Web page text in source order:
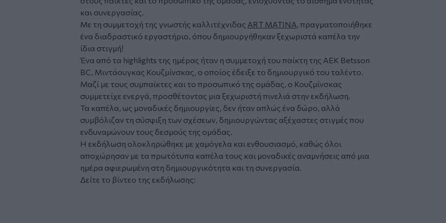
και συνεργασίας.
Με τη συμμετοχή της γνωστής καλλιτέχνιδας ART MATINA, πραγματοποιήθηκε
ένα διαδραστικό εργαστήριο, όπου δημιουργήθηκαν ξεχωριστά καπέλα την
ίδια στιγμή!
Ένα από τα highlights της ημέρας ήταν η συμμετοχή του παίκτη της ΑΕΚ Betsson
BC, Μιντάουγκας Κουζμίνσκας, ο οποίος έδειξε το δημιουργικό του ταλέντο.
Μαζί με τους συμπαίκτες και το προσωπικό της ομάδας, ο Κουζμίνσκας
συμμετείχε ενεργά, προσθέτοντας μια ξεχωριστή πινελιά στην εκδήλωση.
Τα καπέλα, ως μοναδικές δημιουργίες, δεν ήταν απλώς ένα δώρο, αλλά
συμβόλιζαν τη σύσφιξη των σχέσεων, δημιουργώντας αξέχαστες στιγμές που
ενδυναμώνουν τους δεσμούς της ομάδας.
Η εκδήλωση ολοκληρώθηκε με χαμόγελα και ενθουσιασμό, καθώς όλοι
αποχώρησαν με τα πρωτότυπα καπέλα τους και μοναδικές αναμνήσεις από μια
ημέρα αφιερωμένη στη δημιουργικότητα και τη συνεργασία.
Δείτε το βίντεο της εκδήλωσης: